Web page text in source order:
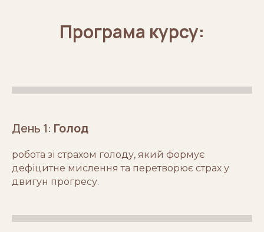
Програма курсу:
День 1: Голод
робота зі страхом голоду, який формує
дефіцитне мислення та перетворює страх у
двигун прогресу.